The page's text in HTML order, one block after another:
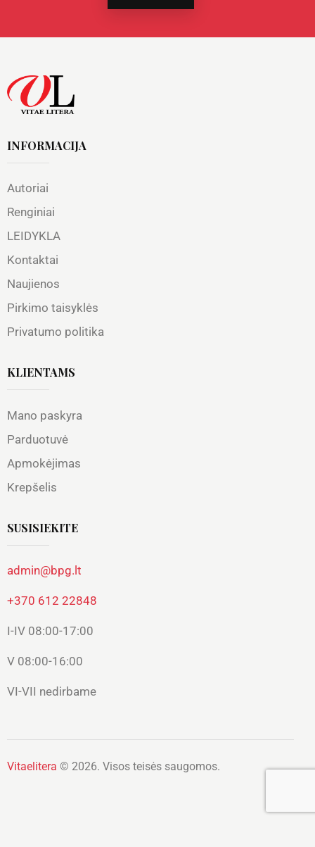
INFORMACIJA
Autoriai
Renginiai
LEIDYKLA
Kontaktai
Naujienos
Pirkimo taisyklės
Privatumo politika
KLIENTAMS
Mano paskyra
Parduotuvė
Apmokėjimas
Krepšelis
SUSISIEKITE
admin@bpg.lt
+370 612 22848
I-IV 08:00-17:00
V 08:00-16:00
VI-VII nedirbame
Vitaelitera © 2026. Visos teisės saugomos.